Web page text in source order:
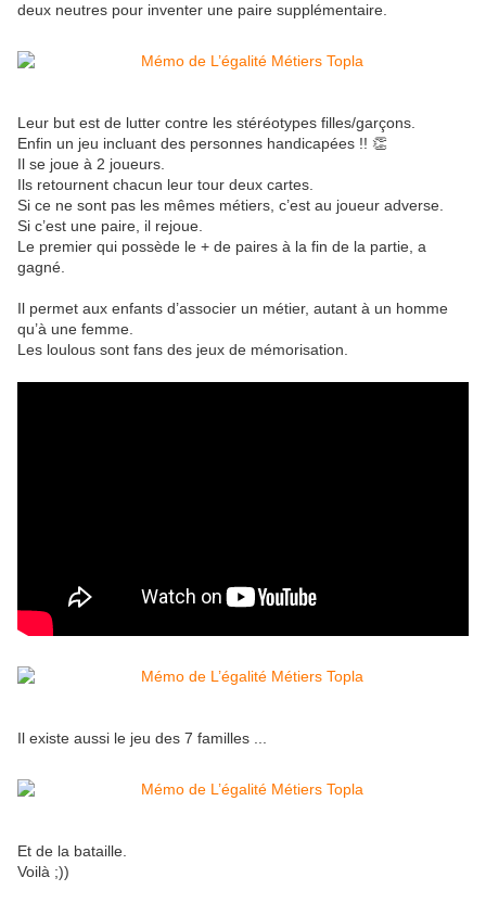
deux neutres pour inventer une paire supplémentaire.
Leur but est de lutter contre les stéréotypes filles/garçons.
Enfin un jeu incluant des personnes handicapées !! 👏
Il se joue à 2 joueurs.
Ils retournent chacun leur tour deux cartes.
Si ce ne sont pas les mêmes métiers, c’est au joueur adverse.
Si c’est une paire, il rejoue.
Le premier qui possède le + de paires à la fin de la partie, a
gagné.
Il permet aux enfants d’associer un métier, autant à un homme
qu’à une femme.
Les loulous sont fans des jeux de mémorisation.
Il existe aussi le jeu des 7 familles ...
Et de la bataille.
Voilà ;))